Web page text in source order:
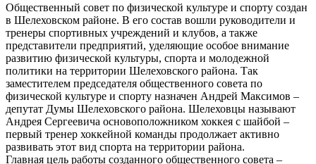
Общественный совет по физической культуре и спорту создан
в Шелеховском районе. В его состав вошли руководители и
тренеры спортивных учреждений и клубов, а также
представители предприятий, уделяющие особое внимание
развитию физической культуры, спорта и молодежной
политики на территории Шелеховского района. Так
заместителем председателя общественного совета по
физической культуре и спорту назначен Андрей Максимов –
депутат Думы Шелеховского района. Шелеховцы называют
Андрея Сергеевича основоположником хоккея с шайбой –
первый тренер хоккейной команды продолжает активно
развивать этот вид спорта на территории района.
Главная цель работы созданного общественного совета –